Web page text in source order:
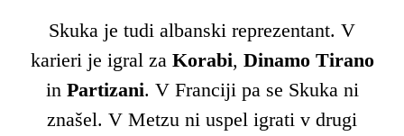
Skuka je tudi albanski reprezentant. V
karieri je igral za Korabi, Dinamo Tirano
in Partizani. V Franciji pa se Skuka ni
znašel. V Metzu ni uspel igrati v drugi